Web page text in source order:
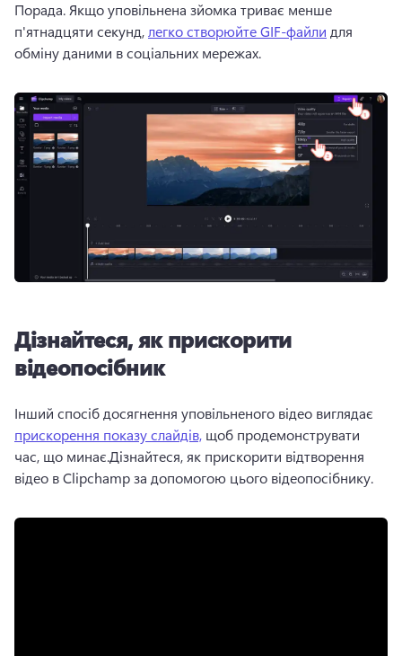
Порада. Якщо уповільнена зйомка триває менше
п'ятнадцяти секунд, легко створюйте GIF-файли для
обміну даними в соціальних мережах.
Дізнайтеся, як прискорити
відеопосібник
Інший спосіб досягнення уповільненого відео виглядає
прискорення показу слайдів, щоб продемонструвати
час, що минає.Дізнайтеся, як прискорити відтворення
відео в Clipchamp за допомогою цього відеопосібнику.